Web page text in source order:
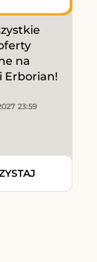
na
Erborian!
23:59